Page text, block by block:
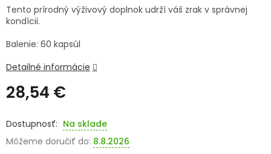
VETERINA
SENIORI
ZNAČKY
Prihlásenie
28,54 €
cena:
Na sklade
Môžeme doručiť do: 8.8.2026
Tento prírodný výživový doplnok udrží váš zrak v správnej
kondícii.
Balenie: 60 kapsúl
Detailné informácie